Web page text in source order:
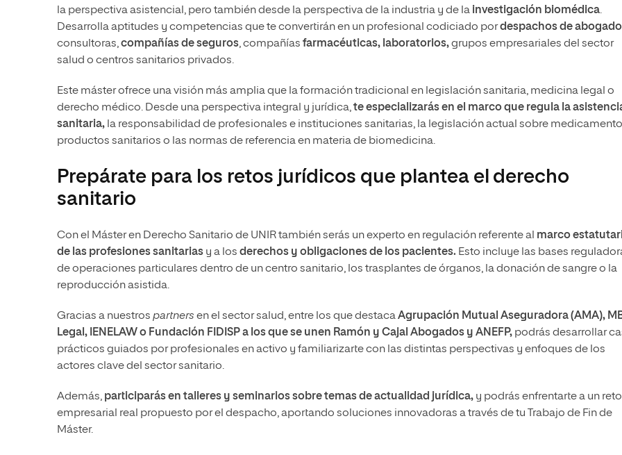
la perspectiva asistencial, pero también desde la perspectiva de la industria y de la investigación biomédica.
Desarrolla aptitudes y competencias que te convertirán en un profesional codiciado pordespachosde
consultoras,compañías de seguros, compañías farmacéuticas, laboratorios,grupos empresariales del sector
salud o centros sanitarios privados.
Este máster ofrece una visión más amplia que la formación tradicional en legislación sanitaria, medicina legal o
derecho médico. Desde una perspectiva integral y jurídica,te especializarás en el marco que regula la
sanitaria, la responsabilidad de profesionales e instituciones sanitarias, la legislación actual sobre
productos sanitarios o las normas de referencia en materia de biomedicina.
Prepárate para los retos jurídicos que plantea el derecho
sanitario
Con el Máster en Derecho Sanitario de UNIR también serás un experto en regulación referente al marco
de las profesiones sanitarias y a los derechos y obligaciones de los pacientes. Esto incluye las bases
de operaciones particulares dentro de un centro sanitario, los trasplantes de órganos, la donación de sangre o la
reproducción asistida.
Gracias a nuestros partners en el sector salud, entre los que destacaAgrupación Mutual Aseguradora (AMA),
Legal, IENELAW o Fundación FIDISP a los que se unen Ramón y Cajal Abogados y ANEFP, podrás desarrollar
prácticos guiados por profesionales en activo y familiarizarte con las distintas perspectivas y enfoques de los
actores clave del sector sanitario.
Además, participarás en talleres y seminarios sobre temas de actualidad jurídica, y podrás enfrentarte a un reto
empresarial real propuesto por el despacho, aportando soluciones innovadoras a través de tu Trabajo de Fin de
Máster.